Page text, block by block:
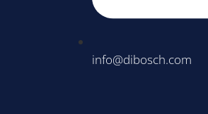
info@dibosch.com